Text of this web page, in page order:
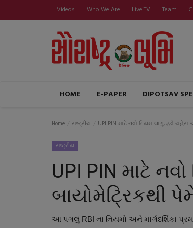
Videos Who We Are Live TV Team
HOME E-PAPER DIPOTSAV
Home રાષ્ટ્રીય UPI PIN માટે નવો નિયમ લાગુ, હવે
રાષ્ટ્રીય
UPI PIN માટે
બાયોમેટ્રિકથી
આ પગલું RBI ના નિયમો અને